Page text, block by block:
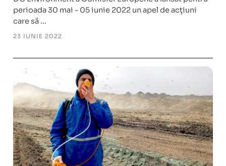
perioada 30 mai - 05 iunie 2022 un apel de acţiuni
care să …
23 IUNIE 2022